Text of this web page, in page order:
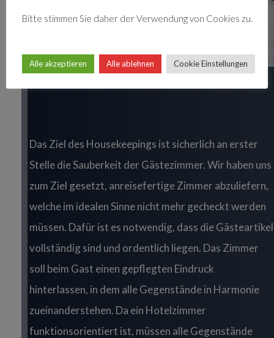
Das Ziel des Housekeepings ist sicherlich an erster
Stelle die Sauberkeit der Gästezimmer. Wir haben uns
zum Ziel gesetzt, anreisefertige Zimmer abzuliefern,
welche im idealen Sinne nicht mehr gecheckt werden
müssen. Dafür ist es notwendig, dass die Gästeartikel
vollständig sind und ordentlich liegen. Das Zimmer
soll beim Gast einen gepflegten Eindruck
hinterlassen, in dem alle Gegenstände in Harmonie
zueinanderstehen. Da ein Hotelzimmer
funktionsorientiert ist, müssen alle Gegenstände
Bitte stimmen Sie daher der Verwendung von Cookies zu.
Alle akzeptieren Alle ablehnen Cookie Einstellungen